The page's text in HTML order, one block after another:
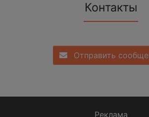
Контакты
Отправить
Реклама